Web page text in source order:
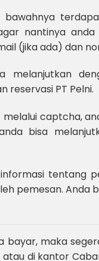
bawahnya
nantinya
(jika ada) dan
melanjutkan
reservasi PT Pelni.
melalui captcha,
bisa
informasi
pemesan. Anda
bayar, maka
di kantor